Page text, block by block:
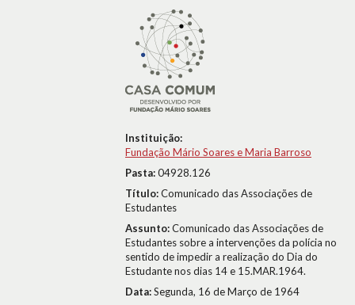
Instituição:
Fundação Mário Soares e Maria Barroso
Pasta:04928.126
Título:Comunicado das Associações de
Estudantes
Assunto:Comunicado das Associações de
Estudantes sobre a intervenções da polícia no
sentido de impedir a realização do Dia do
Estudante nos dias 14 e 15.MAR.1964.
Data:Segunda, 16 de Março de 1964